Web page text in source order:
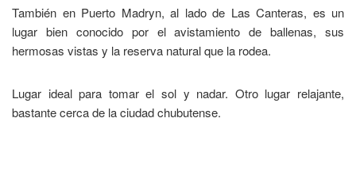
También en Puerto Madryn, al lado de Las Canteras, es un
lugar bien conocido por el avistamiento de ballenas, sus
hermosas vistas y la reserva natural que la rodea.
Lugar ideal para tomar el sol y nadar. Otro lugar relajante,
bastante cerca de la ciudad chubutense.